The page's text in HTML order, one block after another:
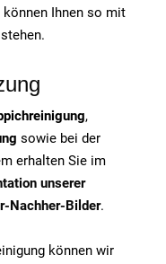
Ihnen so mit
,
sowie bei der
erhalten Sie im
unserer
Nachher-Bilder.
können wir